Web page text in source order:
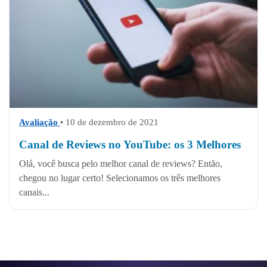
Avaliação • 10 de dezembro de 2021
Canal de Reviews no YouTube: os 3 Melhores
Olá, você busca pelo melhor canal de reviews? Então,
chegou no lugar certo! Selecionamos os três melhores
canais...